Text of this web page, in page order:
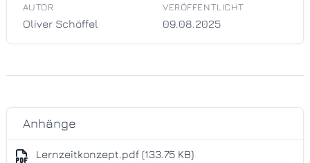
AUTOR
Oliver Schöffel
VERÖFFENTLICHT
09.08.2025
Anhänge
Lernzeitkonzept.pdf (133.75 KB)